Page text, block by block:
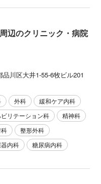
辺のクリニック・病院
品川区大井1-55-6牧ビル201
外科
緩和ケア内科
ビリテーション科
精神科
整形外科
内科
糖尿病内科